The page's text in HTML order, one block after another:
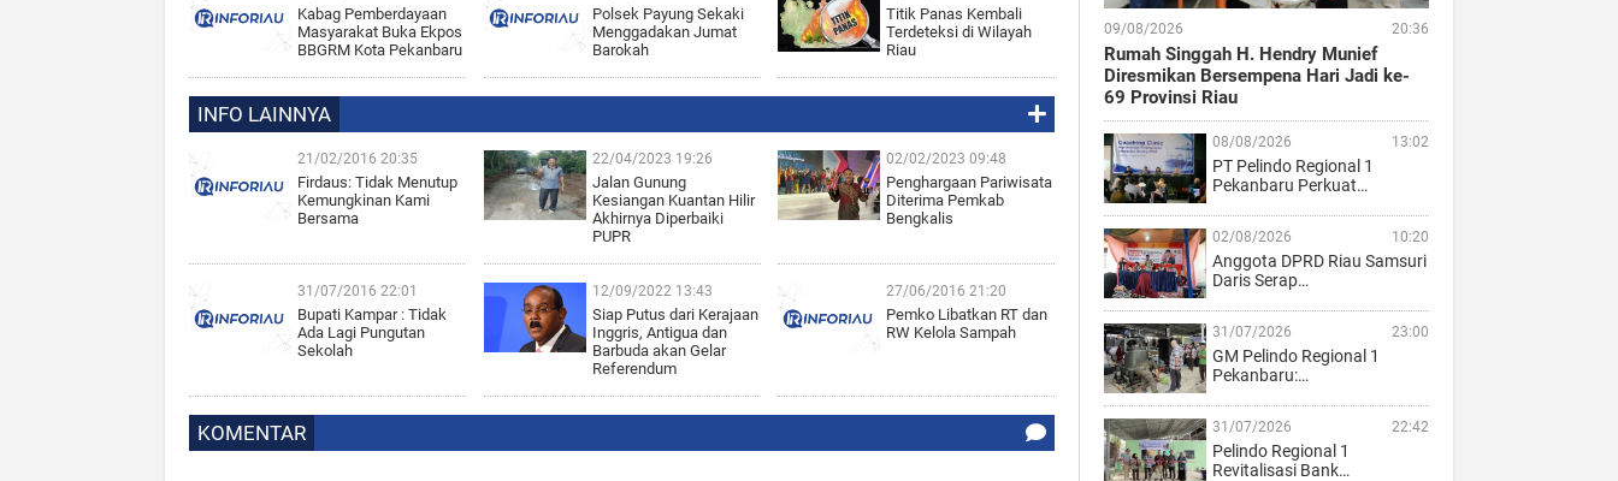
Kabag Pemberdayaan
Masyarakat Buka Ekpos
BBGRM Kota Pekanbaru
Polsek Payung Sekaki
Menggadakan Jumat
Barokah
Titik Panas Kembali
Terdeteksi di Wilayah
Riau
INFO LAINNYA
21/02/2016 20:35
Firdaus: Tidak Menutup
Kemungkinan Kami
Bersama
22/04/2023 19:26
Jalan Gunung
Kesiangan Kuantan Hilir
Akhirnya Diperbaiki
PUPR
02/02/2023 09:48
Penghargaan Pariwisata
Diterima Pemkab
Bengkalis
31/07/2016 22:01
Bupati Kampar : Tidak
Ada Lagi Pungutan
Sekolah
12/09/2022 13:43
Siap Putus dari Kerajaan
Inggris, Antigua dan
Barbuda akan Gelar
Referendum
27/06/2016 21:20
Pemko Libatkan RT dan
RW Kelola Sampah
KOMENTAR
09/08/2026 20:36
Rumah Singgah H. Hendry Munief
Diresmikan Bersempena Hari Jadi ke-
69 Provinsi Riau
08/08/2026 13:02
PT Pelindo Regional 1
Pekanbaru Perkuat…
02/08/2026 10:20
Anggota DPRD Riau Samsuri
Daris Serap…
31/07/2026 23:00
GM Pelindo Regional 1
Pekanbaru:…
31/07/2026 22:42
Pelindo Regional 1
Revitalisasi Bank…